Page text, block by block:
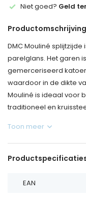
Niet goed? Geld
Productomschrijving
DMC Mouliné
parelglans. Het garen
gemerceriseerd
waardoor in de dikte
Mouliné is ideaal voor
traditioneel en
Toon meer
EAN